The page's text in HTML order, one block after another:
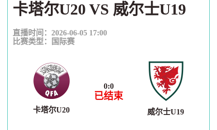
卡塔尔U20 VS 威尔士U19
直播时间：2026-06-05 17:00
比赛类型：
国际赛
卡塔尔U20
0:0
已结束
威尔士U19